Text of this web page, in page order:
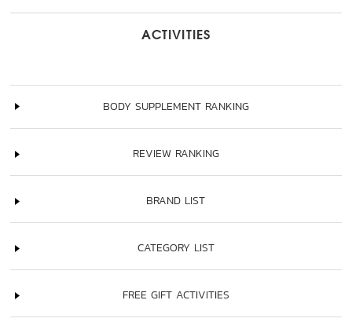
ACTIVITIES
BODY SUPPLEMENT RANKING
REVIEW RANKING
BRAND LIST
CATEGORY LIST
FREE GIFT ACTIVITIES